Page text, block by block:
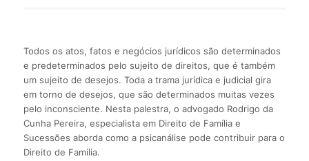
Todos os atos, fatos e negócios jurídicos são determinados
e predeterminados pelo sujeito de direitos, que é também
um sujeito de desejos. Toda a trama jurídica e judicial gira
em torno de desejos, que são determinados muitas vezes
pelo inconsciente. Nesta palestra, o advogado Rodrigo da
Cunha Pereira, especialista em Direito de Família e
Sucessões aborda como a psicanálise pode contribuir para o
Direito de Família.